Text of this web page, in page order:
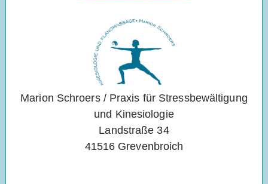
Marion Schroers / Praxis für Stressbewältigung
und Kinesiologie
Landstraße 34
41516 Grevenbroich